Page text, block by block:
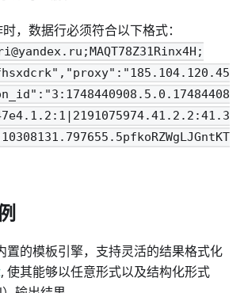
，数据行必须符合以下格式：
;MAQT78Z31Rinx4H;
置的模板引擎，支持灵活的结果格式化
, 使其能够以任意形式以及结构化形式